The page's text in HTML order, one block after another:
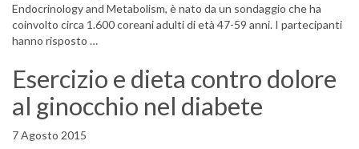
Endocrinology and Metabolism, è nato da un sondaggio che ha
coinvolto circa 1.600 coreani adulti di età 47-59 anni. I partecipanti
hanno risposto …
Esercizio e dieta contro dolore
al ginocchio nel diabete
7 Agosto 2015